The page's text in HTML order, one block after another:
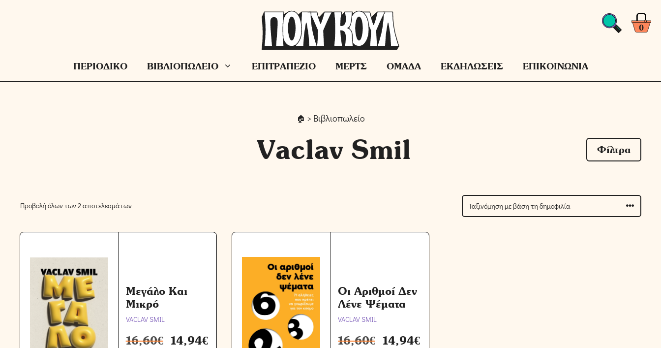
0
ΠΕΡΙΟΔΙΚΟ ΒΙΒΛΙΟΠΩΛΕΙΟ ΕΠΙΤΡΑΠΕΖΙΟ ΜΕΡΤΣ ΟΜΑΔΑ ΕΚΔΗΛΩΣΕΙΣ ΕΠΙΚΟΙΝΩΝΙΑ
> Βιβλιοπωλείο
Vaclav Smil Φίλτρα
Προβολή όλων των 2 αποτελεσμάτων
Μεγάλο Και
Μικρό
VACLAV SMIL
16,60€ 14,94€
Οι Αριθμοί Δεν
Λένε Ψέματα
VACLAV SMIL
16,60€ 14,94€